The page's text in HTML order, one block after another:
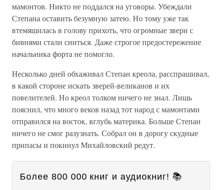
мамонтов. Никто не поддался на уговоры. Убеждали
Степана оставить безумную затею. Но тому уже так
втемяшилась в голову прихоть, что огромные звери с
бивнями стали сниться. Даже строгое предостережение
начальника форта не помогло.
Несколько дней обхаживал Степан креола, расспрашивал,
в какой стороне искать зверей-великанов и их
повелителей. Но креол толком ничего не знал. Лишь
пояснил, что много веков назад тот народ с мамонтами
отправился на восток, вглубь материка. Больше Степан
ничего не смог разузнать. Собрал он в дорогу скудные
припасы и покинул Михайловский редут.
Более 800 000 книг и аудиокниг! 📚